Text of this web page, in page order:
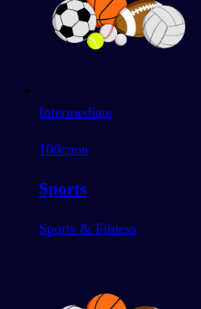
Intermediate
100слов
Sports
Sports & Fitness